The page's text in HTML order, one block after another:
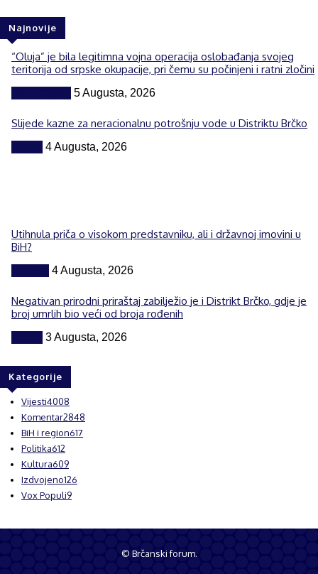
Najnovije
“Oluja” je bila legitimna vojna operacija oslobađanja svojeg
teritorija od srpske okupacije, pri čemu su počinjeni i ratni zločini
5 Augusta, 2026
Slijede kazne za neracionalnu potrošnju vode u Distriktu Brčko
4 Augusta, 2026
Utihnula priča o visokom predstavniku, ali i državnoj imovini u
BiH?
4 Augusta, 2026
Negativan prirodni priraštaj zabilježio je i Distrikt Brčko, gdje je
broj umrlih bio veći od broja rođenih
3 Augusta, 2026
Kategorije
Vijesti4008
Komentar2848
BiH i region617
Politika612
Kultura609
Izdvojeno126
Vox Populi9
© Brčanski forum.